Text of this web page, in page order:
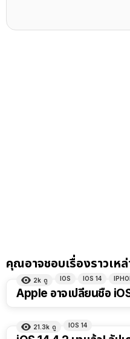
คุณอาจชอบเรื่องราวเห
2k ดู IOS IOS 14
Apple อาจเปลี่ยนชื่อ
21.3k ดู IOS 14